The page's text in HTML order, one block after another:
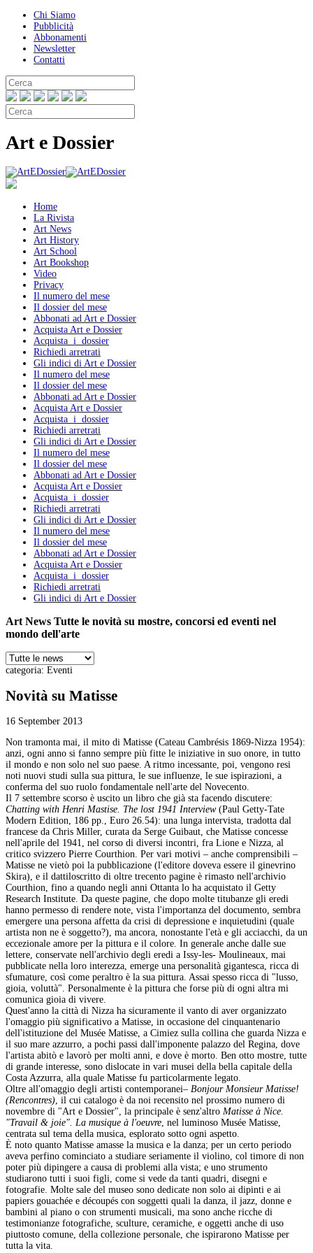
Chi Siamo
Pubblicità
Abbonamenti
Newsletter
Contatti
Art e Dossier
Home
La Rivista
Art News
Art History
Art School
Art Bookshop
Video
Privacy
Il numero del mese
Il dossier del mese
Abbonati ad Art e Dossier
Acquista Art e Dossier
Acquista i dossier
Richiedi arretrati
Gli indici di Art e Dossier
Il numero del mese
Il dossier del mese
Abbonati ad Art e Dossier
Acquista Art e Dossier
Acquista i dossier
Richiedi arretrati
Gli indici di Art e Dossier
Il numero del mese
Il dossier del mese
Abbonati ad Art e Dossier
Acquista Art e Dossier
Acquista i dossier
Richiedi arretrati
Gli indici di Art e Dossier
Il numero del mese
Il dossier del mese
Abbonati ad Art e Dossier
Acquista Art e Dossier
Acquista i dossier
Richiedi arretrati
Gli indici di Art e Dossier
Art News Tutte le novità su mostre, concorsi ed eventi nel
mondo dell'arte
categoria: Eventi
Novità su Matisse
16 September 2013
Non tramonta mai, il mito di Matisse (Cateau Cambrésis 1869-Nizza 1954):
anzi, ogni anno si fanno sempre più fitte le iniziative in suo onore, in tutto
il mondo e non solo nel suo paese. A ritmo incessante, poi, vengono resi
noti nuovi studi sulla sua pittura, le sue influenze, le sue ispirazioni, a
conferma del suo ruolo fondamentale nell'arte del Novecento.
Il 7 settembre scorso è uscito un libro che già sta facendo discutere:
Chatting with Henri Mastise. The lost 1941 Interview(Paul Getty-Tate
Modern Edition, 186 pp., Euro 26.54): una lunga intervista, tradotta dal
francese da Chris Miller, curata da Serge Guibaut, che Matisse concesse
nell'aprile del 1941, nel corso di diversi incontri, fra Lione e Nizza, al
critico svizzero Pierre Courthion. Per vari motivi – anche comprensibili –
Matisse ne vietò poi la pubblicazione (l'editore doveva essere il ginevrino
Skira), e il dattiloscritto di oltre trecento pagine è rimasto nell'archivio
Courthion, fino a quando negli anni Ottanta lo ha acquistato il Getty
Research Institute. Da queste pagine, che dopo molte titubanze gli eredi
hanno permesso di rendere note, vista l'importanza del documento, sembra
emergere una persona affetta da crisi di depressione e inquietudini (quale
artista non ne è soggetto?), ma ancora, nonostante l'età e gli acciacchi, da un
eccezionale amore per la pittura e il colore. In generale anche dalle sue
lettere, conservate nell'archivio degli eredi a Issy-les- Moulineaux, mai
pubblicate nella loro interezza, emerge una personalità gigantesca, ricca di
sfumature, così come peraltro è la sua pittura. Assai spesso ricca di "lusso,
gioia, voluttà". Personalmente è la pittura che forse più di ogni altra mi
comunica gioia di vivere.
Quest'anno la città di Nizza ha sicuramente il vanto di aver organizzato
l'omaggio più significativo a Matisse, in occasione del cinquantenario
dell'istituzione del Musée Matisse, a Cimiez sulla collina che guarda Nizza e
il suo mare azzurro, a pochi passi dall'imponente palazzo del Regina, dove
l'artista abitò e lavorò per molti anni, e dove è morto. Ben otto mostre, tutte
di grande interesse, sono dislocate in vari musei della bella capitale della
Costa Azzurra, alla quale Matisse fu particolarmente legato.
Oltre all'omaggio degli artisti contemporanei– Bonjour Monsieur Matisse!
(Rencontres), il cui catalogo è da noi recensito nel prossimo numero di
novembre di "Art e Dossier", la principale è senz'altro Matisse à Nice.
"Travail & joie". La musique à l'oeuvre, nel luminoso Musée Matisse,
centrata sul tema della musica, esplorato sotto ogni aspetto.
È noto quanto Matisse amasse la musica e la danza; per un certo periodo
aveva perfino cominciato a studiare seriamente il violino, col timore di non
poter più dipingere a causa di problemi alla vista; e uno strumento
studiarono tutti i suoi figli, come si vede da tanti quadri, disegni e
fotografie. Molte sale del museo sono dedicate non solo ai dipinti e ai
papiers gouachée e découpés con soggetti quali la danza, il jazz, donne e
bambini al piano o con strumenti musicali, ma sono anche ricche di
testimonianze fotografiche, sculture, ceramiche, e oggetti anche di uso
piuttosto comune, della collezione personale, che ispirarono Matisse per
tutta la vita.